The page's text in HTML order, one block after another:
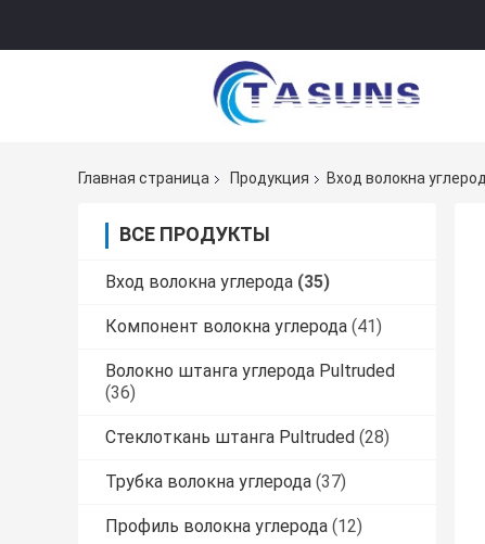
Главная страница Продукция Вход волокна
ВСЕ ПРОДУКТЫ
Вход волокна углерода (35)
Компонент волокна углерода (41)
Волокно штанга углерода Pultruded
(36)
Стеклоткань штанга Pultruded (28)
Трубка волокна углерода (37)
Профиль волокна углерода (12)